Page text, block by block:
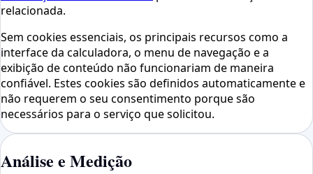
relacionada.
Sem cookies essenciais, os principais recursos como a
interface da calculadora, o menu de navegação e a
exibição de conteúdo não funcionariam de maneira
confiável. Estes cookies são definidos automaticamente e
não requerem o seu consentimento porque são
necessários para o serviço que solicitou.
Análise e Medição